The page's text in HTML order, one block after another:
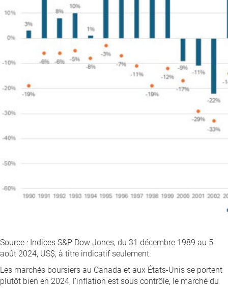
Source : Indices S&P Dow Jones, du 31 décembre 1989 au 5
août 2024, US$, à titre indicatif seulement.
Les marchés boursiers au Canada et aux États-Unis se portent
plutôt bien en 2024, l’inflation est sous contrôle, le marché du